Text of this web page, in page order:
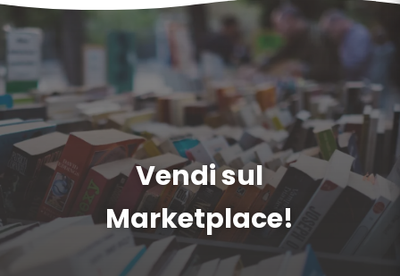
Vendi sul
Marketplace!